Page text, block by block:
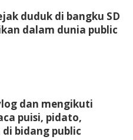
duduk di bangku SD
dalam dunia public
dan mengikuti
puisi, pidato,
bidang public